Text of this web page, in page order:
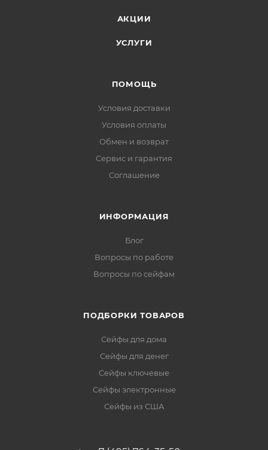
АКЦИИ
УСЛУГИ
ПОМОЩЬ
Условия доставки
Условия оплаты
Обмен и возврат
Сервис и гарантия
Соглашение
ИНФОРМАЦИЯ
Блог
Вопросы по работе
Вопросы по сейфам
ПОДБОРКИ ТОВАРОВ
Сейфы для дома
Сейфы для денег
Сейфы ключевые
Сейфы электронные
Сейфы из США